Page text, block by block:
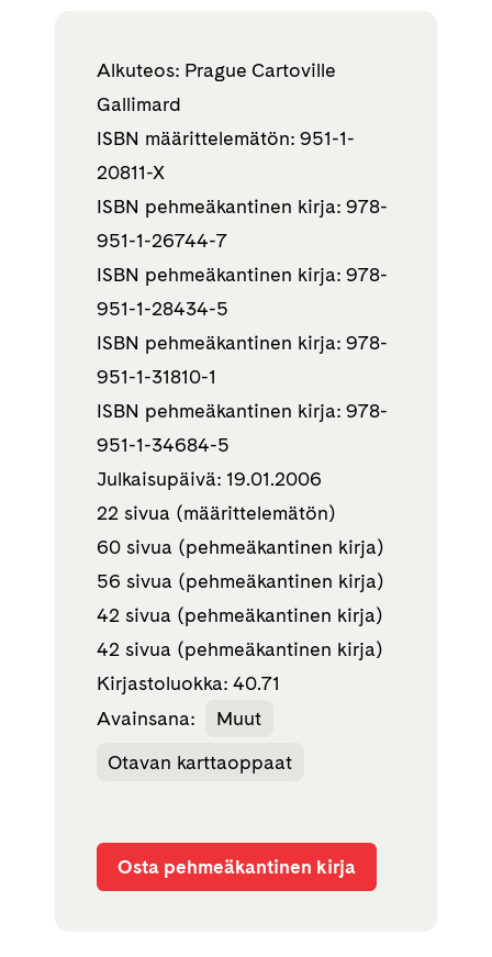
Alkuteos: Prague Cartoville
Gallimard
ISBN määrittelemätön: 951-1-
20811-X
ISBN pehmeäkantinen kirja: 978-
951-1-26744-7
ISBN pehmeäkantinen kirja: 978-
951-1-28434-5
ISBN pehmeäkantinen kirja: 978-
951-1-31810-1
ISBN pehmeäkantinen kirja: 978-
951-1-34684-5
Julkaisupäivä: 19.01.2006
22 sivua (määrittelemätön)
60 sivua (pehmeäkantinen kirja)
56 sivua (pehmeäkantinen kirja)
42 sivua (pehmeäkantinen kirja)
42 sivua (pehmeäkantinen kirja)
Kirjastoluokka: 40.71
Avainsana:
Muut
Otavan karttaoppaat
Osta pehmeäkantinen kirja